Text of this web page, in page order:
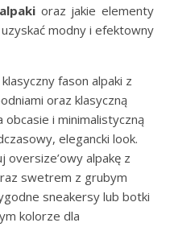
oraz jakie elementy
modny i efektowny
fason alpaki z
oraz klasyczną
obcasie i minimalistyczną
elegancki look.
oversize’owy alpakę z
swetrem z grubym
sneakersy lub botki
kolorze dla